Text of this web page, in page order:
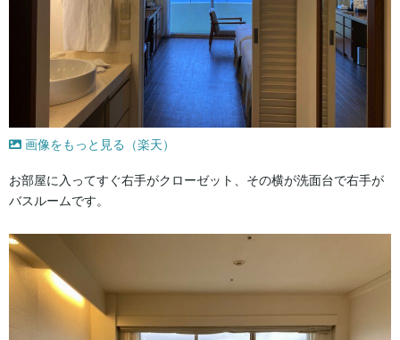
画像をもっと見る（楽天）
お部屋に入ってすぐ右手がクローゼット、その横が洗面台で右手が
バスルームです。